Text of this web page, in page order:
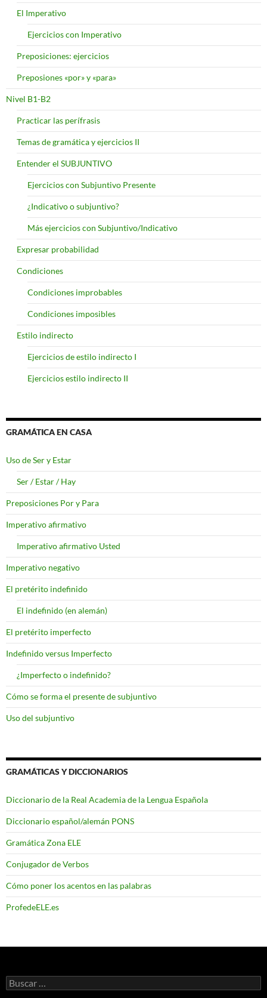
El Imperativo
Ejercicios con Imperativo
Preposiciones: ejercicios
Preposiones «por» y «para»
Nivel B1-B2
Practicar las perífrasis
Temas de gramática y ejercicios II
Entender el SUBJUNTIVO
Ejercicios con Subjuntivo Presente
¿Indicativo o subjuntivo?
Más ejercicios con Subjuntivo/Indicativo
Expresar probabilidad
Condiciones
Condiciones improbables
Condiciones imposibles
Estilo indirecto
Ejercicios de estilo indirecto I
Ejercicios estilo indirecto II
GRAMÁTICA EN CASA
Uso de Ser y Estar
Ser / Estar / Hay
Preposiciones Por y Para
Imperativo afirmativo
Imperativo afirmativo Usted
Imperativo negativo
El pretérito indefinido
El indefinido (en alemán)
El pretérito imperfecto
Indefinido versus Imperfecto
¿Imperfecto o indefinido?
Cómo se forma el presente de subjuntivo
Uso del subjuntivo
GRAMÁTICAS Y DICCIONARIOS
Diccionario de la Real Academia de la Lengua Española
Diccionario español/alemán PONS
Gramática Zona ELE
Conjugador de Verbos
Cómo poner los acentos en las palabras
ProfedeELE.es
Buscar: